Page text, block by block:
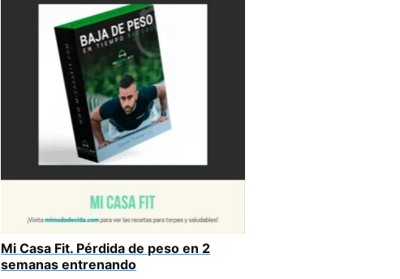
Mi Casa Fit. Pérdida de peso en 2
semanas entrenando